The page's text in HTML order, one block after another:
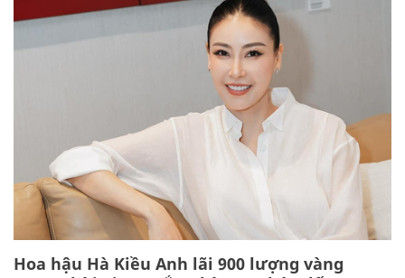
Hoa hậu Hà Kiều Anh lãi 900 lượng vàng